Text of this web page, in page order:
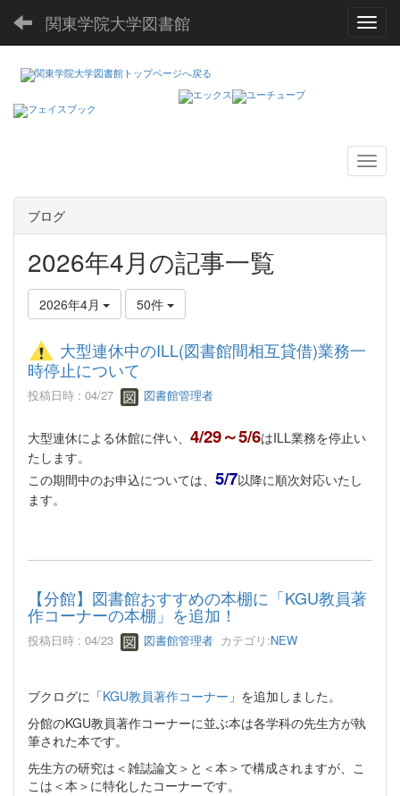
関東学院大学図書館
ブログ
2026年4月の記事一覧
2026年4月 50件
大型連休中のILL(図書館間相互貸借)業務一
時停止について
投稿日時 : 04/27 図書館管理者
大型連休による休館に伴い、 4/29～5/6はILL業務を停止い
たします。
この期間中のお申込については、 5/7以降に順次対応いたし
ます。
【分館】図書館おすすめの本棚に「KGU教員著
作コーナーの本棚」を追加！
投稿日時 : 04/23 図書館管理者 カテゴリ:NEW
ブクログに「KGU教員著作コーナー 」を追加しました。
分館のKGU教員著作コーナーに並ぶ本は各学科の先生方が執
筆された本です。
先生方の研究は＜雑誌論文＞と＜本＞で構成されますが、こ
こは＜本＞に特化したコーナーです。